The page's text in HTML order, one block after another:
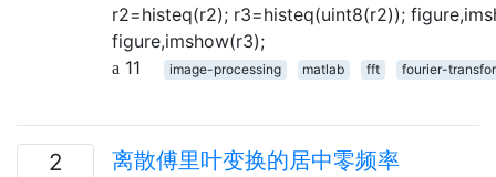
r2=histeq(r2); r3=histeq(uint8(r2));
figure,imshow(r3);
11
image-processing matlab fft fourier-
2 离散傅里叶变换的居中零频率